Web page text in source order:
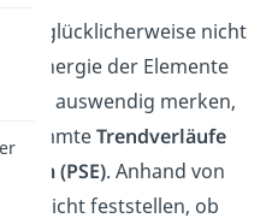
glücklicherweise nicht
der Elemente
auswendig merken,
Trendverläufe
(PSE). Anhand von
du leicht feststellen, ob